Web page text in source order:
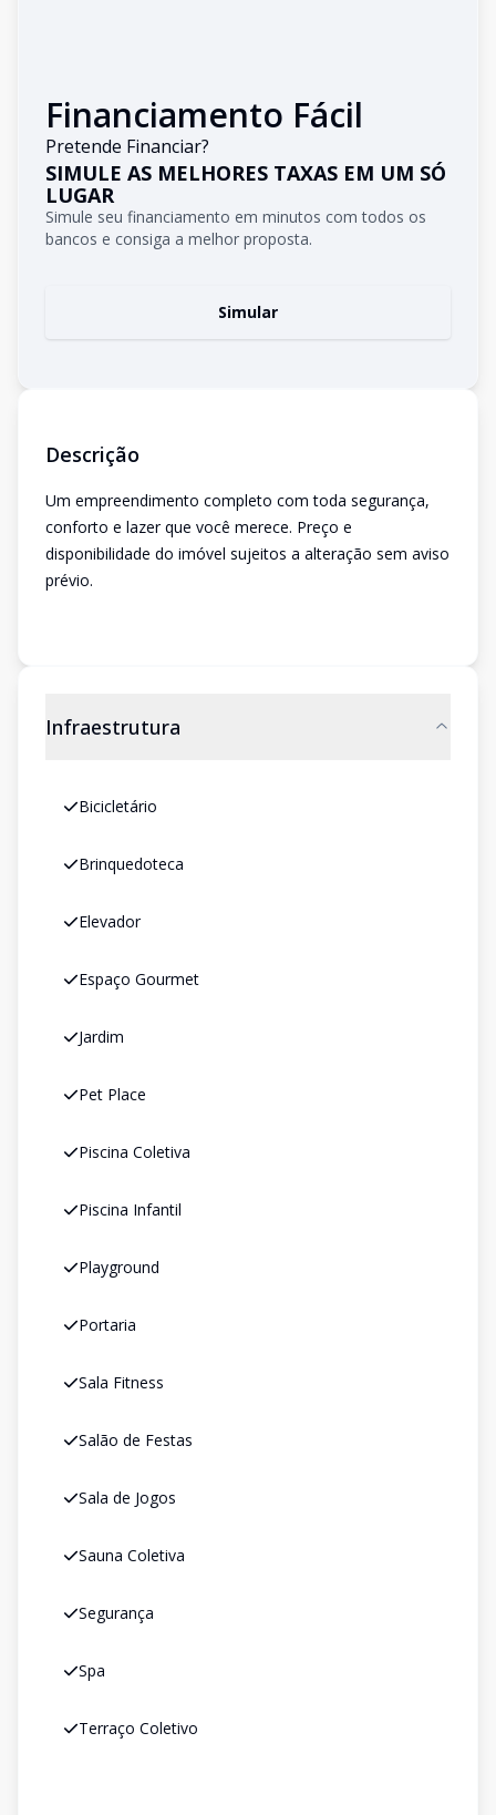
Financiamento Fácil
Pretende Financiar?
SIMULE AS MELHORES TAXAS EM UM SÓ
LUGAR
Simule seu financiamento em minutos com todos os
bancos e consiga a melhor proposta.
Simular
Descrição
Um empreendimento completo com toda segurança,
conforto e lazer que você merece. Preço e
disponibilidade do imóvel sujeitos a alteração sem aviso
prévio.
Infraestrutura
Bicicletário
Brinquedoteca
Elevador
Espaço Gourmet
Jardim
Pet Place
Piscina Coletiva
Piscina Infantil
Playground
Portaria
Sala Fitness
Salão de Festas
Sala de Jogos
Sauna Coletiva
Segurança
Spa
Terraço Coletivo